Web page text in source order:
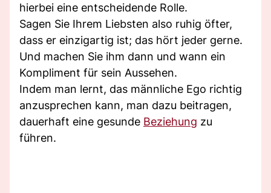
hierbei eine entscheidende Rolle.
Sagen Sie Ihrem Liebsten also ruhig öfter,
dass er einzigartig ist; das hört jeder gerne.
Und machen Sie ihm dann und wann ein
Kompliment für sein Aussehen.
Indem man lernt, das männliche Ego richtig
anzusprechen kann, man dazu beitragen,
dauerhaft eine gesunde Beziehung zu
führen.